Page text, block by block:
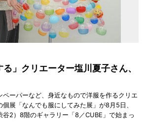
る」クリエーター塩川夏子さん、
ペーパーなど、身近なもので洋服を作るクリエ
展「なんでも服にしてみた展」が8月5日、
2）8階のギャラリー「8／CUBE」で始まっ